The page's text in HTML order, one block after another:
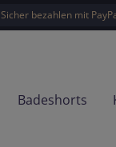
Sicher bezahlen mit
Badeshorts